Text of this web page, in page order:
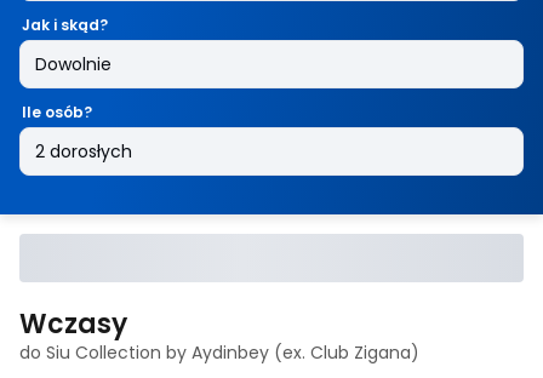
Jak i skąd?
Ile osób?
Wczasy
do Siu Collection by Aydinbey (ex. Club Zigana)